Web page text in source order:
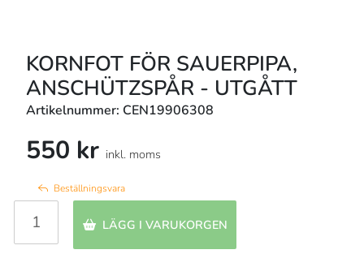
KORNFOT FÖR SAUERPIPA,
ANSCHÜTZSPÅR - UTGÅTT
Artikelnummer: CEN19906308
550 kr inkl. moms
Beställningsvara
LÄGG I VARUKORGEN